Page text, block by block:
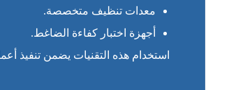
معدات تنظيف متخصصة.
أجهزة اختبار كفاءة الضاغط.
استخدام هذه التقنيات يضمن تنفيذ